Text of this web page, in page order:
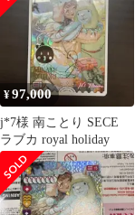
10個セット まとめ売り
¥97,000
j*7様 南ことり SECE
ラブカ royal holiday